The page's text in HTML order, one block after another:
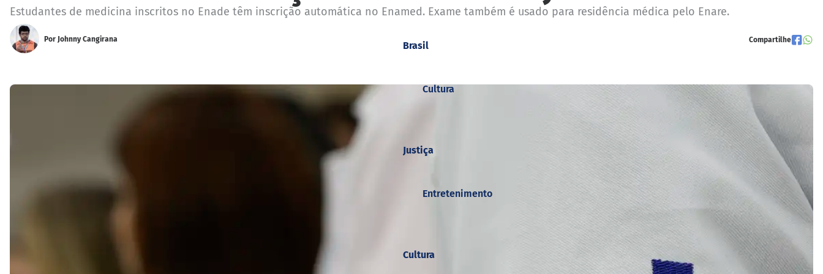
Cultura
Entretenimento
Brasil
Justiça
Cultura
Estudantes de medicina inscritos no Enade têm inscrição automática no Enamed. Exame também é usado para residência médica pelo Enare.
Por Johnny Cangirana Compartilhe